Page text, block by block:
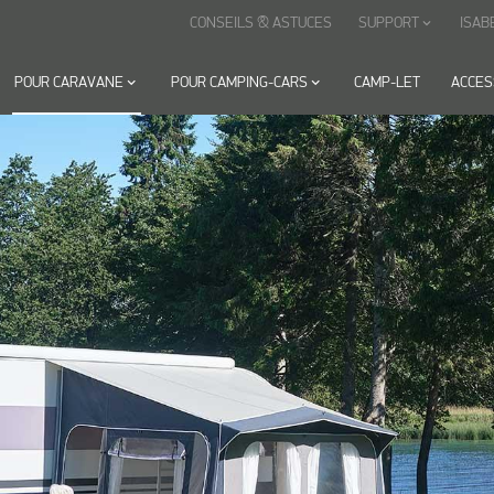
POUR CARAVANE keyboard_arrow_down POUR CAMPING-CARSkeyboard_arrow_down CAMP-LET
CONSEILS & ASTUCES SUPPORT keyboard_arrow_down